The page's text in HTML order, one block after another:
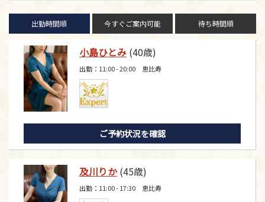
出勤時間順 今すぐご案内可能 待ち時間順
小島ひとみ (40歳)
出勤：11:00 - 20:00 恵比寿
ご予約状況を確認
及川りか(45歳)
出勤：11:00 - 17:30 恵比寿